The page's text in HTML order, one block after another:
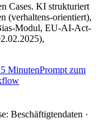
Cases. KI strukturiert
(verhaltens-orientiert),
Modul, EU-AI-Act-
5 MinutenPrompt zum
Beschäftigtendaten ·